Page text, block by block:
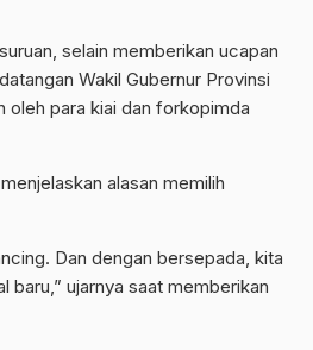
selain memberikan ucapan
Wakil Gubernur Provinsi
oleh para kiai dan forkopimda
alasan memilih
Dan dengan bersepada, kita
ujarnya saat memberikan